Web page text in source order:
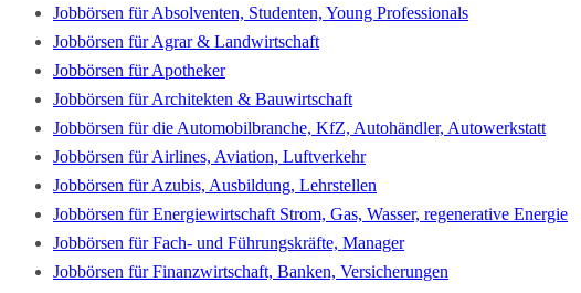
Jobbörsen für Absolventen, Studenten, Young Professionals
Jobbörsen für Agrar & Landwirtschaft
Jobbörsen für Apotheker
Jobbörsen für Architekten & Bauwirtschaft
Jobbörsen für die Automobilbranche, KfZ, Autohändler, Autowerkstatt
Jobbörsen für Airlines, Aviation, Luftverkehr
Jobbörsen für Azubis, Ausbildung, Lehrstellen
Jobbörsen für Energiewirtschaft Strom, Gas, Wasser, regenerative Energie
Jobbörsen für Fach- und Führungskräfte, Manager
Jobbörsen für Finanzwirtschaft, Banken, Versicherungen